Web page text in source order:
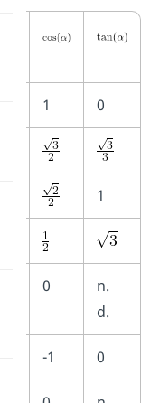
1 0
1
0
n.
d.
-1 0